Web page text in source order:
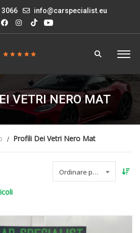
3066 info@carspecialist.eu
VETRI NERO MAT
Profili Dei Vetri Nero Mat
Ordinare per data